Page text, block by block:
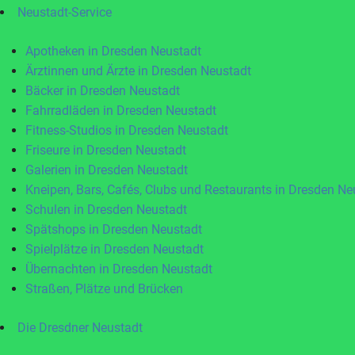
Neustadt-Service
Apotheken in Dresden Neustadt
Ärztinnen und Ärzte in Dresden Neustadt
Bäcker in Dresden Neustadt
Fahrradläden in Dresden Neustadt
Fitness-Studios in Dresden Neustadt
Friseure in Dresden Neustadt
Galerien in Dresden Neustadt
Kneipen, Bars, Cafés, Clubs und Restaurants in Dresden
Schulen in Dresden Neustadt
Spätshops in Dresden Neustadt
Spielplätze in Dresden Neustadt
Übernachten in Dresden Neustadt
Straßen, Plätze und Brücken
Die Dresdner Neustadt